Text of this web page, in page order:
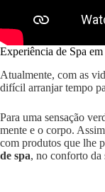
Experiência de Spa em
Atualmente, com as
difícil arranjar tempo
Para uma sensação
mente e o corpo.
com produtos que lhe
de spa, no conforto da